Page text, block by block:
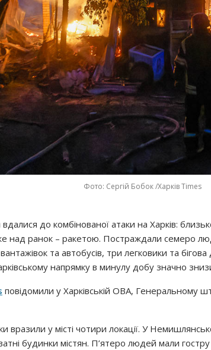
Фото: Сергій Бобок /Харків Times
до комбінованої атаки на Харків:
над ранок – ракетою. Постраждали семеро
та автобусів, три легковики та
напрямку в минулу добу значно
повідомили у Харківській ОВА, Генеральному
вразили у місті чотири локації. У
будинки містян. П’ятеро людей мали